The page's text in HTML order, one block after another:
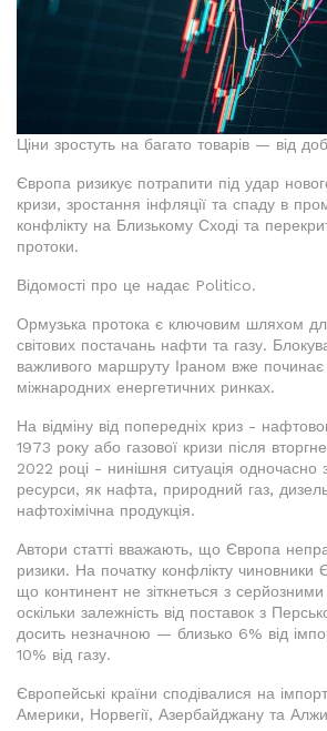
Ціни зростуть на багато товарів — від
Європа ризикує потрапити під удар
кризи, зростання інфляції та спаду в
конфлікту на Близькому Сході та
протоки.
Відомості про це надає Politico.
Ормузька протока є ключовим шляхом
світових постачань нафти та газу.
важливого маршруту Іраном вже починає
міжнародних енергетичних ринках.
На відміну від попередніх криз -
1973 року або газової кризи після
2022 році - нинішня ситуація одночасно
ресурси, як нафта, природний газ,
нафтохімічна продукція.
Автори статті вважають, що Європа
ризики. На початку конфлікту чиновники
що континент не зіткнеться з
оскільки залежність від поставок з
досить незначною — близько 6% від
10% від газу.
Європейські країни сподівалися на
Америки, Норвегії, Азербайджану та